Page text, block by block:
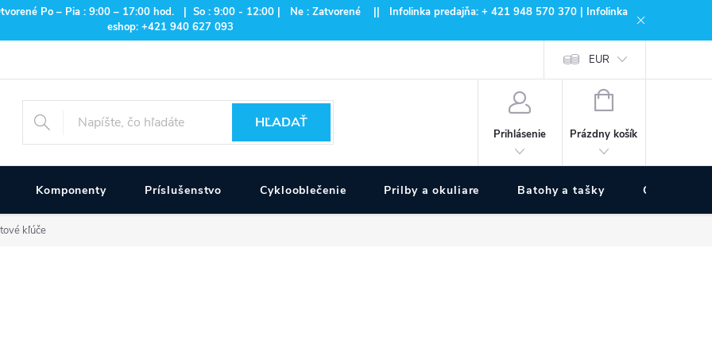
Po – Pia : 9:00 – 17:00 hod. | So : 9:00 - 12:00 | Ne : Zatvorené || Infolinka predajňa: + 421 948 570 370 | Infolinka
eshop: +421 940 627 093
EUR
HĽADAŤ
Prihlásenie
NÁKUPNÝ
Prázdny košík
Komponenty Príslušenstvo Cyklooblečenie Prilby a okuliare Batohy a tašky Outdoor
kľúče